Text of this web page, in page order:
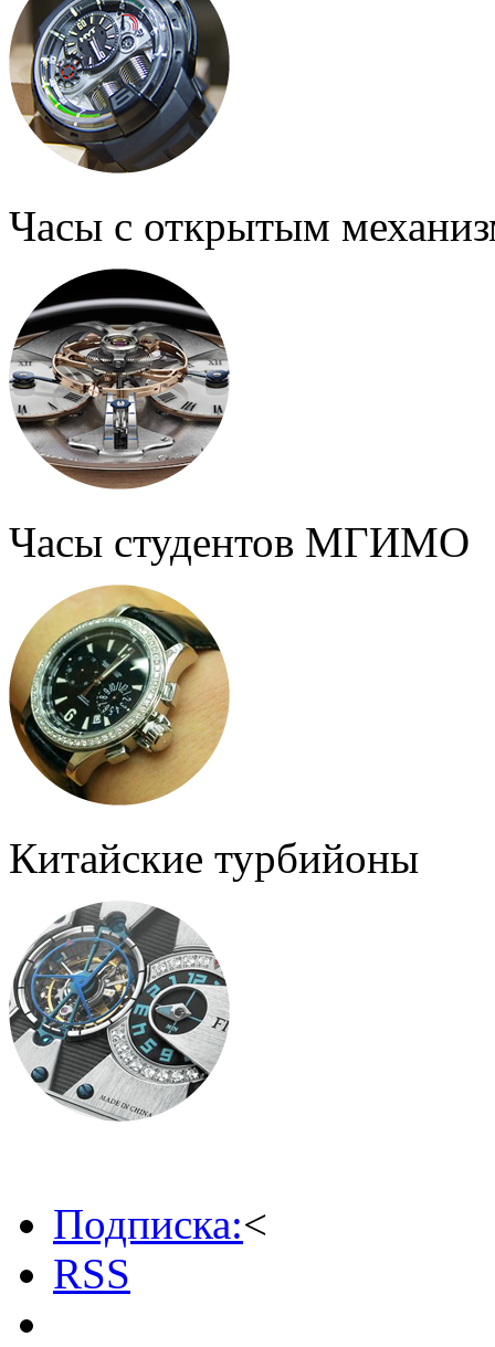
Часы с открытым
Часы студентов МГИМО
Китайские турбийоны
Подписка:<
RSS